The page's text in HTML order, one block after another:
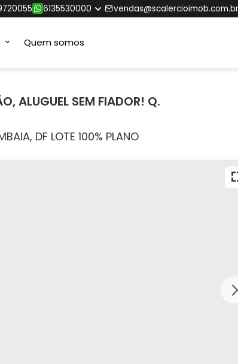
6135530000 vendas@scalercioimob.com.br
Quem somos
ALUGUEL SEM FIADOR! Q.
DF LOTE 100% PLANO